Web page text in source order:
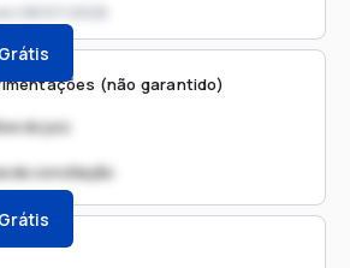
(não garantido)
do juiz
de conciliação